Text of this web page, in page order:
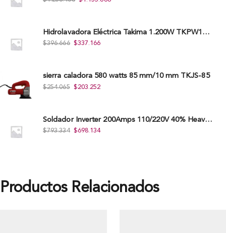
Hidrolavadora Eléctrica Takima 1.200W TKPW1200-13
$396.666 $337.166
sierra caladora 580 watts 85 mm/10 mm TKJS-85
$254.065 $203.252
Soldador Inverter 200Amps 110/220V 40% Heavy Duty (Hd) Tkwi-200-C
$793.334 $698.134
Productos Relacionados